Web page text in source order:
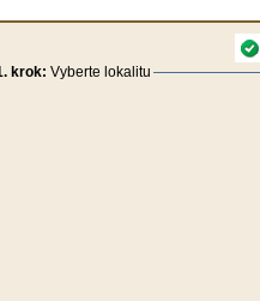
krok: Vyberte lokalitu